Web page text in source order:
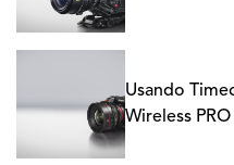
Usando
Wireless PRO